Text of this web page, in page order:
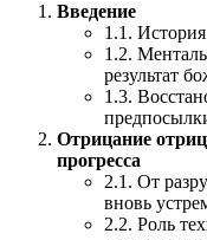
Введение
1.1.
1.2.
результат
1.3.
Отрицание
прогресса
2.1. От
вновь
2.2. Роль